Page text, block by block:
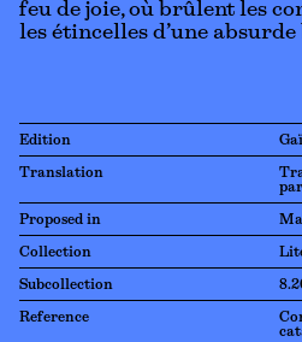
feu de joie, où brûlent les
les étincelles d’une absurde
Edition
Translation
Proposed in
Collection
Subcollection
Reference